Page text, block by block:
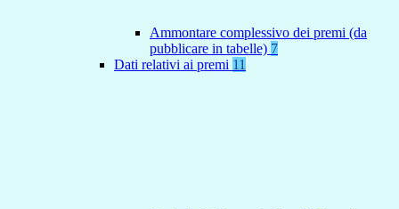
Ammontare complessivo dei premi (da
pubblicare in tabelle) 7
Dati relativi ai premi 11